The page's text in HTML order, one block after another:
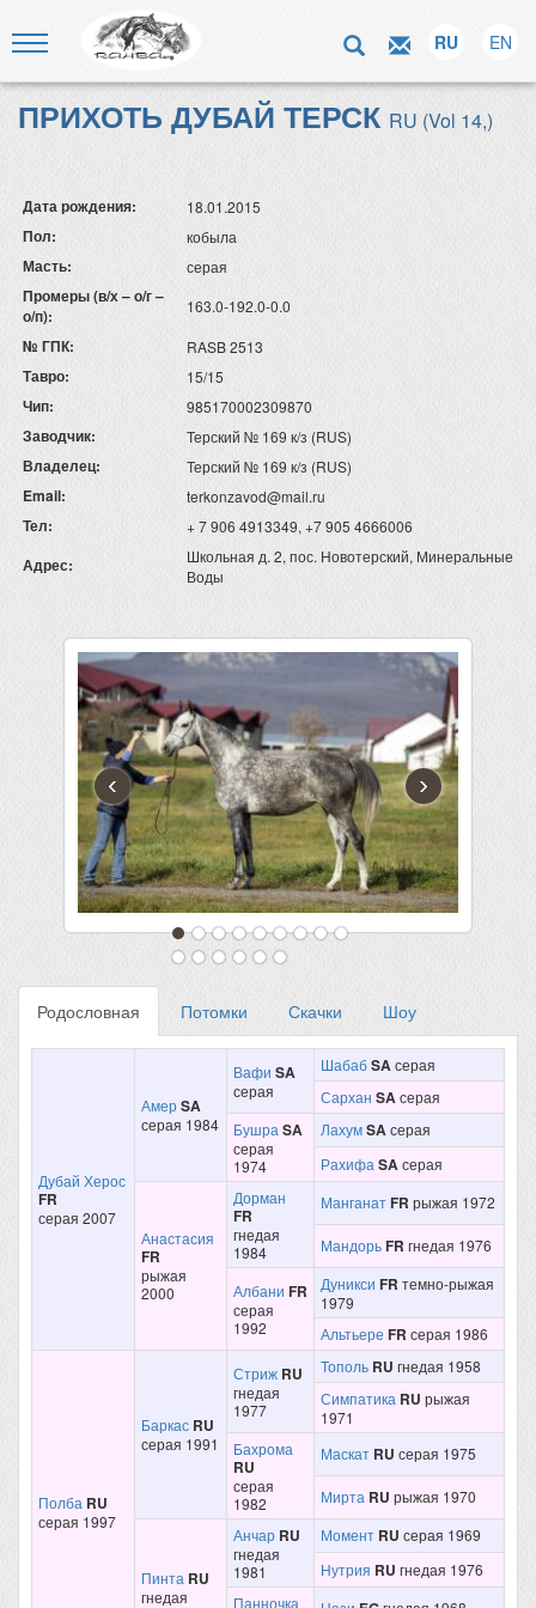
RU EN
ПРИХОТЬ ДУБАЙ ТЕРСК RU (Vol 14,)
Дата рождения: 18.01.2015
Пол: кобыла
Масть: серая
Промеры (в/х – о/г –
о/п):
163.0-192.0-0.0
№ ГПК: RASB 2513
Тавро: 15/15
Чип: 985170002309870
Заводчик: Терский № 169 к/з (RUS)
Владелец: Терский № 169 к/з (RUS)
Email: terkonzavod@mail.ru
Тел: + 7 906 4913349, +7 905 4666006
Адрес:
Школьная д. 2, пос. Новотерский, Минеральные
Воды
‹ ›
Родословная Потомки Скачки Шоу
Дубай Херос
FR
серая 2007
АмерSA
серая 1984
Вафи SA
серая
ШабабSAсерая
Сархан SAсерая
Бушра SA
серая
1974
ЛахумSAсерая
Рахифа SAсерая
Анастасия
FR
рыжая
2000
Дорман
FR
гнедая
1984
МанганатFR рыжая 1972
МандорьFR гнедая 1976
Албани FR
серая
1992
Дуникси FR темно-рыжая
1979
Альтьере FR серая 1986
Полба RU
серая 1997
Баркас RU
серая 1991
Стриж RU
гнедая
1977
Тополь RU гнедая 1958
Симпатика RU рыжая
1971
Бахрома
RU
серая
1982
Маскат RU серая 1975
Мирта RU рыжая 1970
Пинта RU
гнедая
Анчар RU
гнедая
1981
Момент RU серая 1969
Нутрия RU гнедая 1976
Панночка